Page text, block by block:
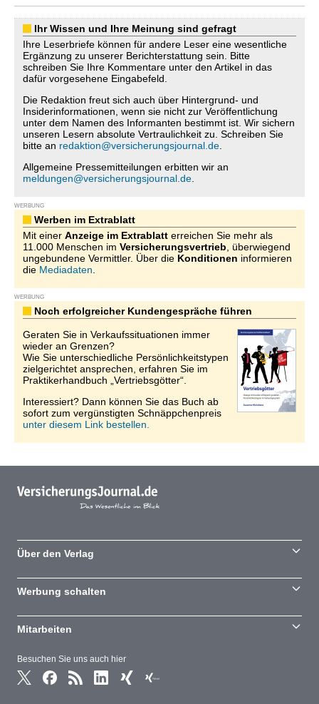
Ihr Wissen und Ihre Meinung sind gefragt
Ihre Leserbriefe können für andere Leser eine wesentliche
Ergänzung zu unserer Berichterstattung sein. Bitte
schreiben Sie Ihre Kommentare unter den Artikel in das
dafür vorgesehene Eingabefeld.
Die Redaktion freut sich auch über Hintergrund- und
Insiderinformationen, wenn sie nicht zur Veröffentlichung
unter dem Namen des Informanten bestimmt ist. Wir sichern
unseren Lesern absolute Vertraulichkeit zu. Schreiben Sie
bitte an redaktion@versicherungsjournal.de
Allgemeine Pressemitteilungen erbitten wir an
meldungen@versicherungsjournal.de
WERBUNG
Werben im Extrablatt
Mit einer Anzeige im Extrablatt erreichen Sie mehr als
11.000 Menschen im Versicherungsvertrieb , überwiegend
ungebundene Vermittler. Über die Konditionen informieren
die Mediadaten
WERBUNG
Noch erfolgreicher Kundengespräche führen
Geraten Sie in Verkaufssituationen immer
wieder an Grenzen?
Wie Sie unterschiedliche Persönlichkeitstypen
zielgerichtet ansprechen, erfahren Sie im
Praktikerhandbuch „Vertriebsgötter“.
Interessiert? Dann können Sie das Buch ab
sofort zum vergünstigten Schnäppchenpreis
unter diesem Link bestellen.
Besuchen Sie uns auch hier
Über den Verlag
Werbung schalten
Mitarbeiten